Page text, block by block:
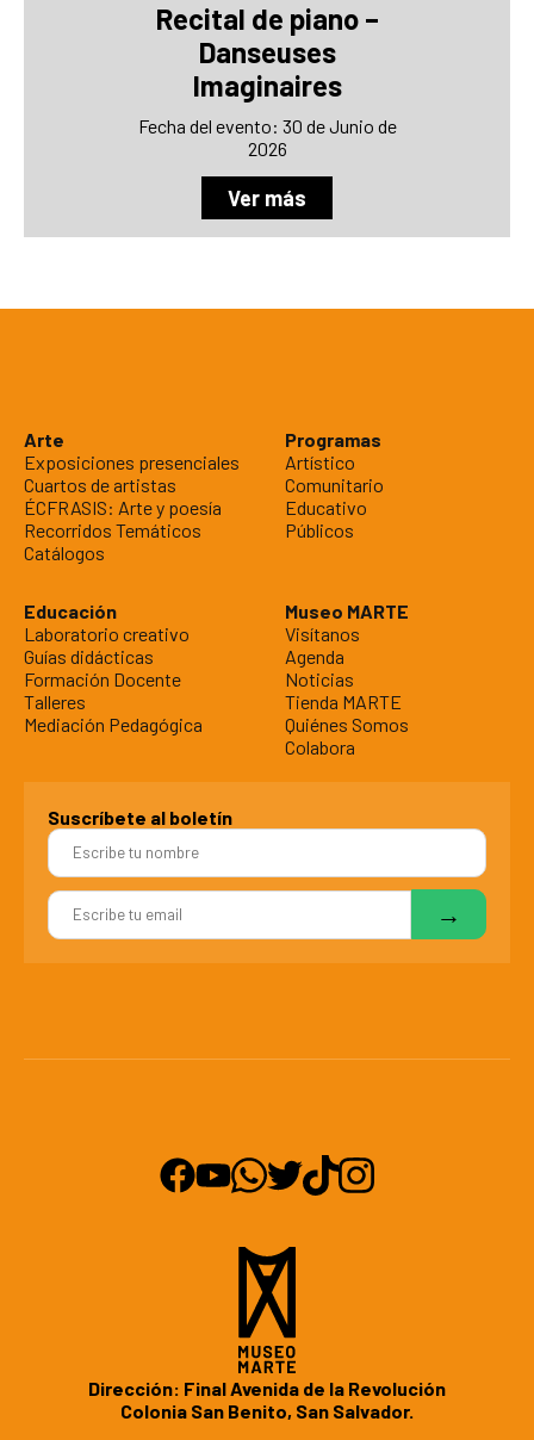
Recital de piano –
Danseuses
Imaginaires
Fecha del evento: 30 de Junio de
2026
Ver más
Arte
Exposiciones presenciales
Cuartos de artistas
ÉCFRASIS: Arte y poesía
Recorridos Temáticos
Catálogos
Programas
Artístico
Comunitario
Educativo
Públicos
Educación
Laboratorio creativo
Guías didácticas
Formación Docente
Talleres
Mediación Pedagógica
Museo MARTE
Visítanos
Agenda
Noticias
Tienda MARTE
Quiénes Somos
Colabora
Suscríbete al boletín
Dirección: Final Avenida de la Revolución
Colonia San Benito, San Salvador.